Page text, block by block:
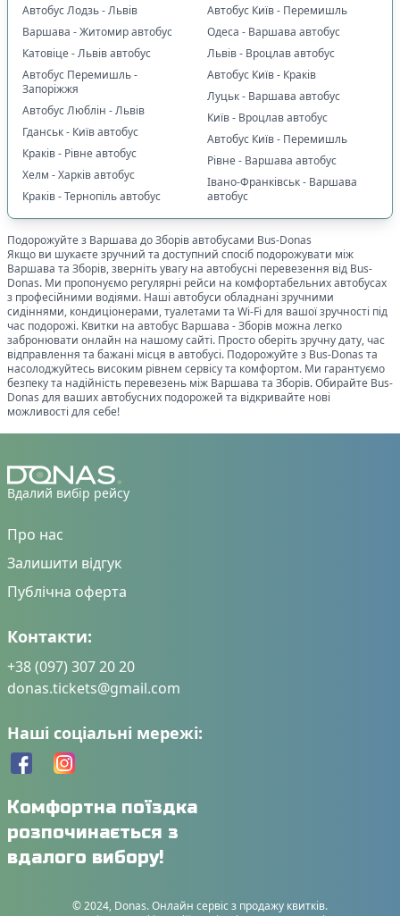
Автобус Лодзь - Львів
Варшава - Житомир автобус
Катовіце - Львів автобус
Автобус Перемишль -
Запоріжжя
Автобус Люблін - Львів
Гданськ - Київ автобус
Краків - Рівне автобус
Хелм - Харків автобус
Краків - Тернопіль автобус
Автобус Київ - Перемишль
Одеса - Варшава автобус
Львів - Вроцлав автобус
Автобус Київ - Краків
Луцьк - Варшава автобус
Київ - Вроцлав автобус
Автобус Київ - Перемишль
Рівне - Варшава автобус
Івано-Франківськ - Варшава
автобус
Подорожуйте з Варшава доЗборівавтобусами Bus-Donas
Якщо ви шукаєте зручний та доступний спосіб подорожувати між
Варшава та Зборів, зверніть увагу на автобусні перевезення від Bus-
Donas. Ми пропонуємо регулярні рейси на комфортабельних автобусах
з професійними водіями. Наші автобуси обладнані зручними
сидіннями, кондиціонерами, туалетами та Wi-Fi для вашої зручності під
час подорожі. Квитки на автобус Варшава -Зборів можна легко
забронювати онлайн на нашому сайті. Просто оберіть зручну дату, час
відправлення та бажані місця в автобусі. Подорожуйте з Bus-Donas та
насолоджуйтесь високим рівнем сервісу та комфортом. Ми гарантуємо
безпеку та надійність перевезень між Варшава та Зборів. Обирайте Bus-
Donas для ваших автобусних подорожей та відкривайте нові
можливості для себе!
Вдалий вибір рейсу
Про нас
Залишити відгук
Публічна оферта
Контакти:
+38 (097) 307 20 20
donas.tickets@gmail.com
Наші соціальні мережі:
Комфортна поїздка
розпочинається з
вдалого вибору!
© 2024, Donas. Онлайн сервіс з продажу квитків.